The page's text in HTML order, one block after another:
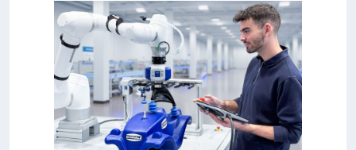
r
a
t
e
g
i
s
c
h